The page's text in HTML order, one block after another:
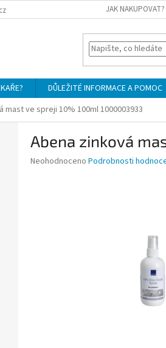
JAK NAKUPOVAT?
DŮLEŽITÉ INFORMACE A POMOC
mast ve spreji 10% 100ml 1000003933
Abena zinková
Průměrné
Neohodnoceno Podrobnosti